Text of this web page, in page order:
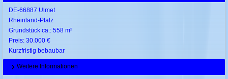
DE-66887 Ulmet
Rheinland-Pfalz
Grundstück ca.: 558 m²
Preis: 30.000 €
Kurzfristig bebaubar
Weitere Informationen